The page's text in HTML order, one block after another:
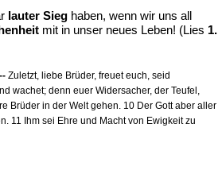
lauter Sieg haben, wenn wir uns all
mit in unser neues Leben! (Lies 1.
Zuletzt, liebe Brüder, freuet euch, seid
wachet; denn euer Widersacher, der Teufel,
Brüder in der Welt gehen. 10 Der Gott aber aller
11 Ihm sei Ehre und Macht von Ewigkeit zu